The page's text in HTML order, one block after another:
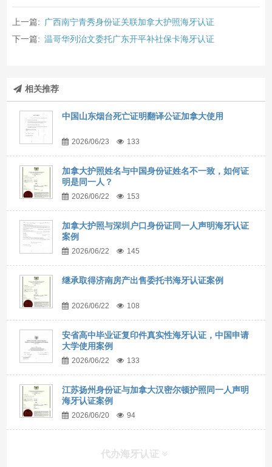
上一篇:
广西南宁青秀身份证关联加拿大护照海牙认证
下一篇: 温哥华列治文委托广东开平补社保卡海牙认证
相关推荐
中国山东烟台死亡证明翻译公证加拿大使用
2026/06/23 133
加拿大护照姓名与中国身份证姓名不一致，如何证
明是同一人？
2026/06/22 153
加拿大护照与深圳户口身份证同一人声明海牙认证
案例
2026/06/22 145
继承取得济南房产出售委托书海牙认证案例
2026/06/22 108
安省高中毕业证复印件真实性海牙认证，中国申请
大学使用案例
2026/06/22 133
江苏扬州身份证与加拿大汉密尔顿护照同一人声明
海牙认证案例
2026/06/20 94
代办海牙认证